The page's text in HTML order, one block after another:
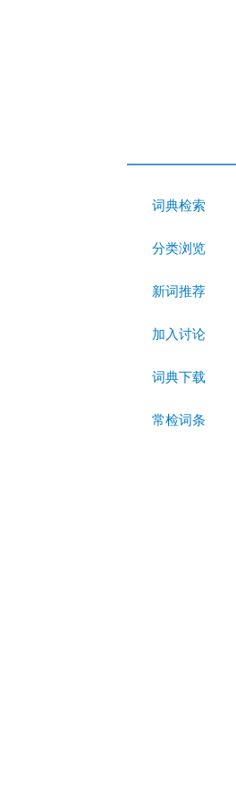
词典检索
分类浏览
新词推荐
加入讨论
词典下载
常检词条